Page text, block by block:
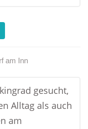
am Inn
gesucht,
Alltag als auch
am